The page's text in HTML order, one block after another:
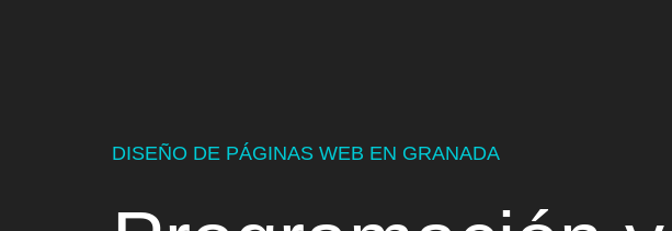
DISEÑO DE PÁGINAS WEB EN GRANADA